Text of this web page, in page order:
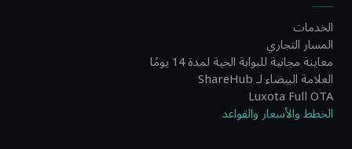
الخدمات
المسار التجاري
معاينة مجانية للبوابة الحية لمدة 14 يومًا
العلامة البيضاء لـ ShareHub
Luxota Full OTA
الخطط والأسعار والقواعد